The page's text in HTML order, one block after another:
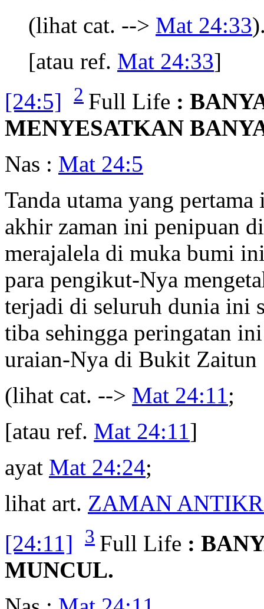
(lihat cat. --> Mat 24:33
[atau ref. Mat 24:33]
[24:5]
2 Full Life :
MENYESATKAN
Nas : Mat 24:5
Tanda utama yang
akhir zaman ini penipuan
merajalela di muka bumi
para pengikut-Nya
terjadi di seluruh dunia ini
tiba sehingga peringatan
uraian-Nya di Bukit Zaitun
(lihat cat. --> Mat 24:11;
[atau ref. Mat 24:11]
ayat Mat 24:24;
lihat art. ZAMAN
[24:11]
3 Full Life :
MUNCUL.